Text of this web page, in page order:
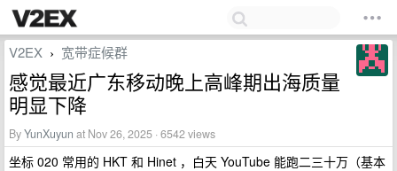
V2EX › 宽带症候群
感觉最近广东移动晚上高峰期出海质量
明显下降
ByYunXuyun at Nov 26, 2025 · 6542 views
坐标 020 常用的 HKT 和 Hinet ，白天 YouTube 能跑二三十万（基本